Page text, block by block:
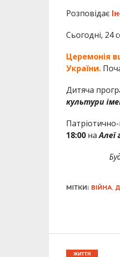
Розповідає
Сьогодні, 24
Церемонія
України.
Дитяча
культури
18:00наАлеї
МІТКИ: ВІЙНА
ЖИТТЯ